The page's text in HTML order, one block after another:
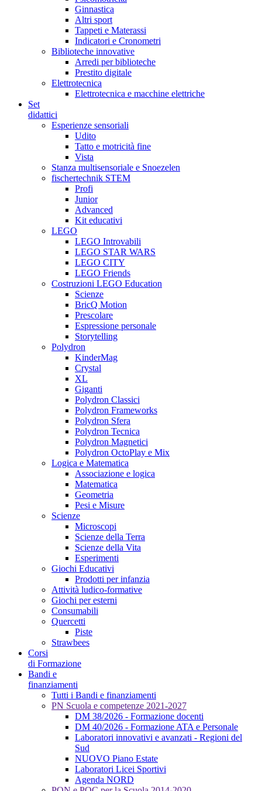
Ginnastica
Altri sport
Tappeti e Materassi
Indicatori e Cronometri
Biblioteche innovative
Arredi per biblioteche
Prestito digitale
Elettrotecnica
Elettrotecnica e macchine elettriche
Set
didattici
Esperienze sensoriali
Udito
Tatto e motricità fine
Vista
Stanza multisensoriale e Snoezelen
fischertechnik STEM
Profi
Junior
Advanced
Kit educativi
LEGO
LEGO Introvabili
LEGO STAR WARS
LEGO CITY
LEGO Friends
Costruzioni LEGO Education
Scienze
BricQ Motion
Prescolare
Espressione personale
Storytelling
Polydron
KinderMag
Crystal
XL
Giganti
Polydron Classici
Polydron Frameworks
Polydron Sfera
Polydron Tecnica
Polydron Magnetici
Polydron OctoPlay e Mix
Logica e Matematica
Associazione e logica
Matematica
Geometria
Pesi e Misure
Scienze
Microscopi
Scienze della Terra
Scienze della Vita
Esperimenti
Giochi Educativi
Prodotti per infanzia
Attività ludico-formative
Giochi per esterni
Consumabili
Quercetti
Piste
Strawbees
Corsi
di Formazione
Bandi e
finanziamenti
Tutti i Bandi e finanziamenti
PN Scuola e competenze 2021-2027
DM 38/2026 - Formazione docenti
DM 40/2026 - Formazione ATA e Personale
Laboratori innovativi e avanzati - Regioni del
Sud
NUOVO Piano Estate
Laboratori Licei Sportivi
Agenda NORD